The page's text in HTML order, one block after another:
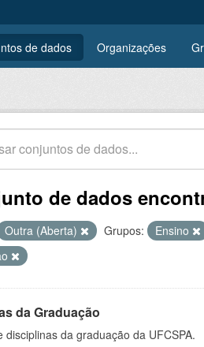
de dados Organizações
de dados
Outra (Aberta) Grupos: Ensino
da Graduação
disciplinas da graduação da UFCSPA.